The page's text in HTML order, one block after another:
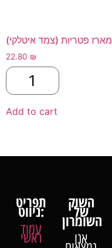
מארז פטריות (צמד איטלקי)
22.80 ₪
Add to cart
תפריט
ניווט:
עמוד
ראשי
השוק
של
אנו